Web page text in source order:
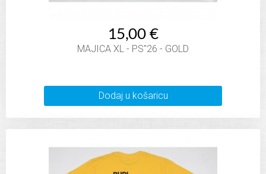
15,00 €
MAJICA XL - PS"26 - GOLD
Dodaj u košaricu